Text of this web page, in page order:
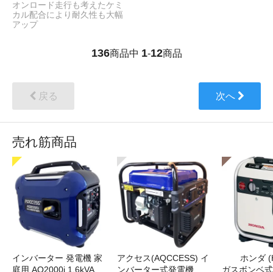
オンロード走行も考えたケミ
カル配合により耐久性も大幅
アップ
136商品中 1-12商品
戻る 次へ
売れ筋商品
インバーター 発電機 家
庭用 AQ2000i 1.6kVA
アクセス(AQCCESS) イ
ンバーター式発電機
ホンダ
ガスボンベ